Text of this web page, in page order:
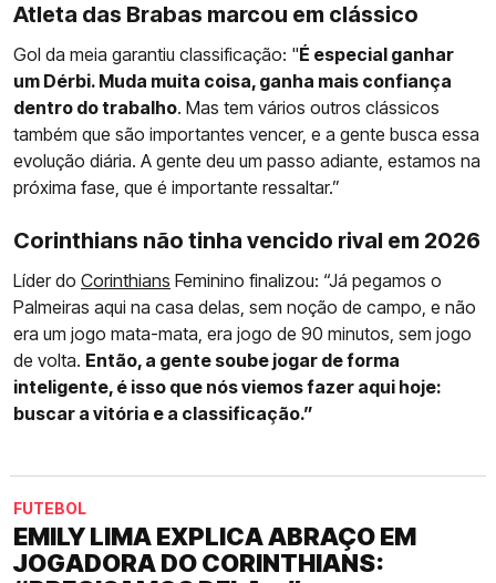
Atleta das Brabas marcou em clássico
Gol da meia garantiu classificação: "É especial ganhar
um Dérbi. Muda muita coisa, ganha mais confiança
dentro do trabalho. Mas tem vários outros clássicos
também que são importantes vencer, e a gente busca essa
evolução diária. A gente deu um passo adiante, estamos na
próxima fase, que é importante ressaltar.”
Corinthians não tinha vencido rival em 2026
Líder do Corinthians Feminino finalizou: “Já pegamos o
Palmeiras aqui na casa delas, sem noção de campo, e não
era um jogo mata-mata, era jogo de 90 minutos, sem jogo
de volta. Então, a gente soube jogar de forma
inteligente, é isso que nós viemos fazer aqui hoje:
buscar a vitória e a classificação.”
FUTEBOL
EMILY LIMA EXPLICA ABRAÇO EM
JOGADORA DO CORINTHIANS: